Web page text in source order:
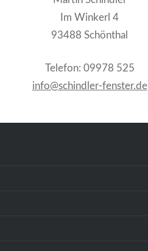
Im Winkerl 4
93488 Schönthal
Telefon: 09978 525
info@schindler-fenster.de